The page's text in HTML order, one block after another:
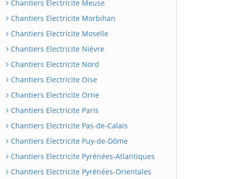
Chantiers Electricite Meuse
Chantiers Electricite Morbihan
Chantiers Electricite Moselle
Chantiers Electricite Nièvre
Chantiers Electricite Nord
Chantiers Electricite Oise
Chantiers Electricite Orne
Chantiers Electricite Paris
Chantiers Electricite Pas-de-Calais
Chantiers Electricite Puy-de-Dôme
Chantiers Electricite Pyrénées-Atlantiques
Chantiers Electricite Pyrénées-Orientales